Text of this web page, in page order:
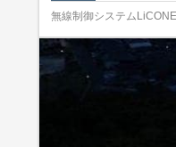
無線制御システム